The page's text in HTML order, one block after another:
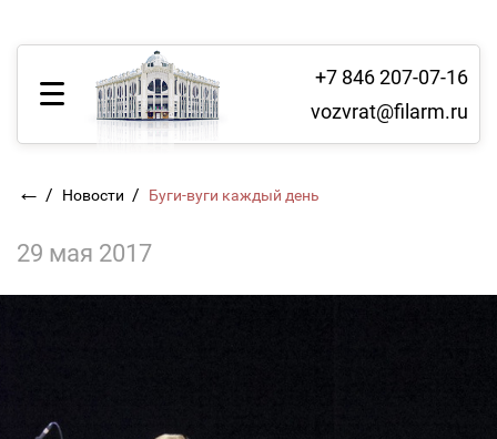
+7 846 207-07-16
vozvrat@filarm.ru
← / Новости / Буги-вуги каждый день
29 мая 2017